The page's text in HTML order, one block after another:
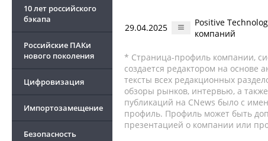
10 лет российского
бэкапа
Российские ПАКи
нового поколения
Цифровизация
Импортозамещение
Безопасность
29.04.2025
Positive
компаний
* Страница-профиль компании,
создается редактором на основе
тексты всех редакционных
обзоры рынков, интервью, а
публикаций на CNews было с
профиль. Профиль может быть
презентацией о компании или